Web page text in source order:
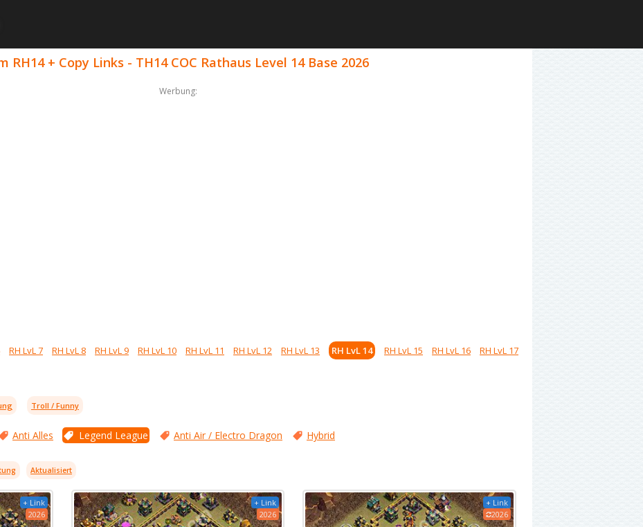
RH14 + Copy Links - TH14 COC Rathaus Level 14 Base 2026
Werbung:
RH LvL 7 RH LvL 8 RH LvL 9 RH LvL 10 RH LvL 11 RH LvL 12 RH LvL 13 RH LvL 14 RH LvL 15 RH LvL 16
RH LvL 17
Troll / Funny
Anti Alles Legend League Anti Air / Electro Dragon Hybrid
Aktualisiert
+ Link
2026
+ Link
2026
+ Link
2026